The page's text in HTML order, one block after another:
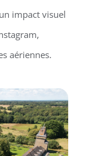
impact visuel
aériennes.